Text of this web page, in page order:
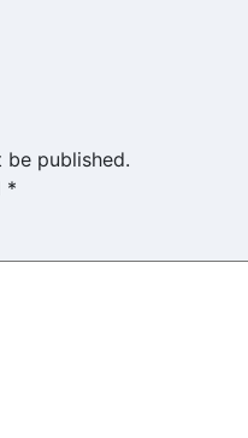
be published.
*